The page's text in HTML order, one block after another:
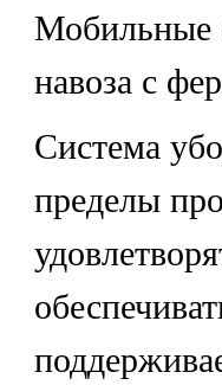
Мобильные
навоза с
Система
пределы